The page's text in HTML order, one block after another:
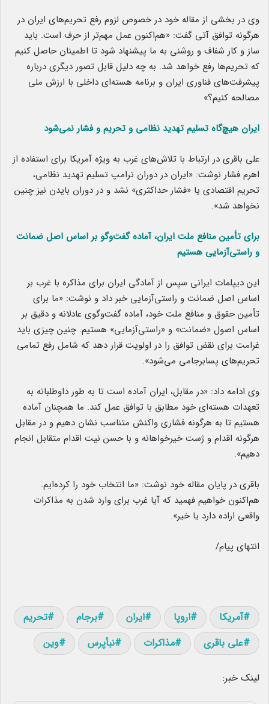
وی در بخشی از مقاله خود در خصوص لزوم رفع تحریم‌های ایران در
هرگونه توافق آتی گفت: «هم‌اکنون عمل مهم‌تر از حرف است. باید
ساز و کار شفاف و روشنی به ما پیشنهاد شود تا اطمینان حاصل کنیم
که تحریم‌ها رفع خواهد شد. به چه دلیل قابل تصور دیگری درباره
پیشرفت‌های فناوری ایران و برنامه هسته‌ای داخلی با ارزش ملی
مصالحه کنیم؟»
ایران هیچ‌گاه تسلیم تهدید نظامی و تحریم و فشار نمی‌شود
علی باقری در ارتباط با تلاش‌های غرب به ویژه آمریکا برای استفاده از
اهرم فشار نوشت: «ایران در دوران ترامپ تسلیم تهدید نظامی،
تحریم اقتصادی یا «فشار حداکثری» نشد و در دوران بایدن نیز چنین
نخواهد شد».
برای تأمین منافع ملت ایران، آماده گفت‌وگو بر اساس اصل ضمانت
و راستی‌آزمایی هستیم
این دیپلمات ایرانی سپس از آمادگی ایران برای مذاکره با غرب بر
اساس اصل ضمانت و راستی‌آزمایی خبر داد و نوشت: «ما برای
تأمین حقوق و منافع ملت خود، آماده گفت‌وگوی عادلانه و دقیق بر
اساس اصول «ضمانت» و «راستی‌آزمایی» هستیم. چنین چیزی باید
غرامت برای نقض توافق را در اولویت قرار دهد که شامل رفع تمامی
تحریم‌های پسابرجامی می‌شود».
وی ادامه داد: «در مقابل، ایران آماده است تا به طور داوطلبانه به
تعهدات هسته‌ای خود مطابق با توافق عمل کند. ما همچنان آماده
هستیم تا به هرگونه فشاری واکنش متناسب نشان دهیم و در مقابل
هرگونه اقدام و ژست خیرخواهانه و با حسن نیت اقدام متقابل انجام
دهیم».
باقری در پایان مقاله خود نوشت: «ما انتخاب خود را کرده‌ایم.
هم‌اکنون خواهیم فهمید که آیا غرب برای وارد شدن به مذاکرات
واقعی اراده دارد یا خیر».
انتهای پیام/
آمریکا اروپا ایران برجام
تحریم
علی باقری
مذاکرات نبأپرس وین
لینک خبر: